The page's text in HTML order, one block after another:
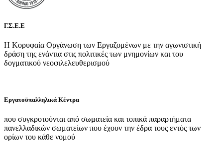
Γ.Σ.Ε.Ε
Η Κορυφαία Οργάνωση των Εργαζομένων με την αγωνιστική
δράση της ενάντια στις πολιτικές των μνημονίων και του
δογματικού νεοφιλελευθερισμού
Εργατοϋπαλληλικά Κέντρα
που συγκροτούνται από σωματεία και τοπικά παραρτήματα
πανελλαδικών σωματείων που έχουν την έδρα τους εντός των
ορίων του κάθε νομού